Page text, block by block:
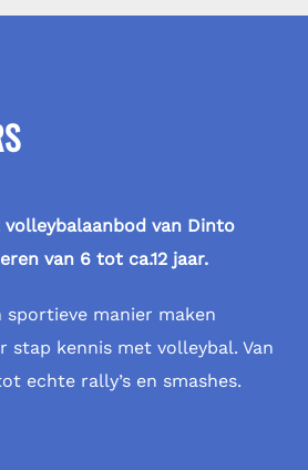
van Dinto
van 6 tot ca.12 jaar.
sportieve manier maken
stap kennis met volleybal. Van
echte rally’s en smashes.